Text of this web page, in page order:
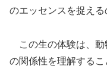
のエッセンスを捉える
この生の体験は、動
の関係性を理解するこ